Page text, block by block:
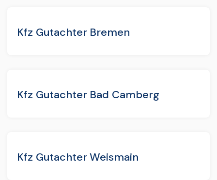
Kfz Gutachter Bremen
Kfz Gutachter Bad Camberg
Kfz Gutachter Weismain